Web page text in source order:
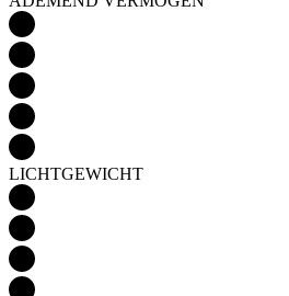
LICHTGEWICHT